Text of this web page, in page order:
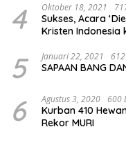
4 Oktober 18, 2021
Sukses, Acara ‘Dies Natalis’
Kristen Indonesia
5 Januari 22, 2021
SAPAAN BANG
6 Agustus 3, 2020 600
Kurban 410
Rekor MURI